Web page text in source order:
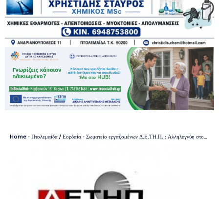
Home - Πτολεμαΐδα / Εορδαία - Σωματείο εργαζομένων Δ.Ε.ΤΗ.Π. : Αλληλεγγύη στον Αγώνα Κατά της Καύσης Απορριμμάτων